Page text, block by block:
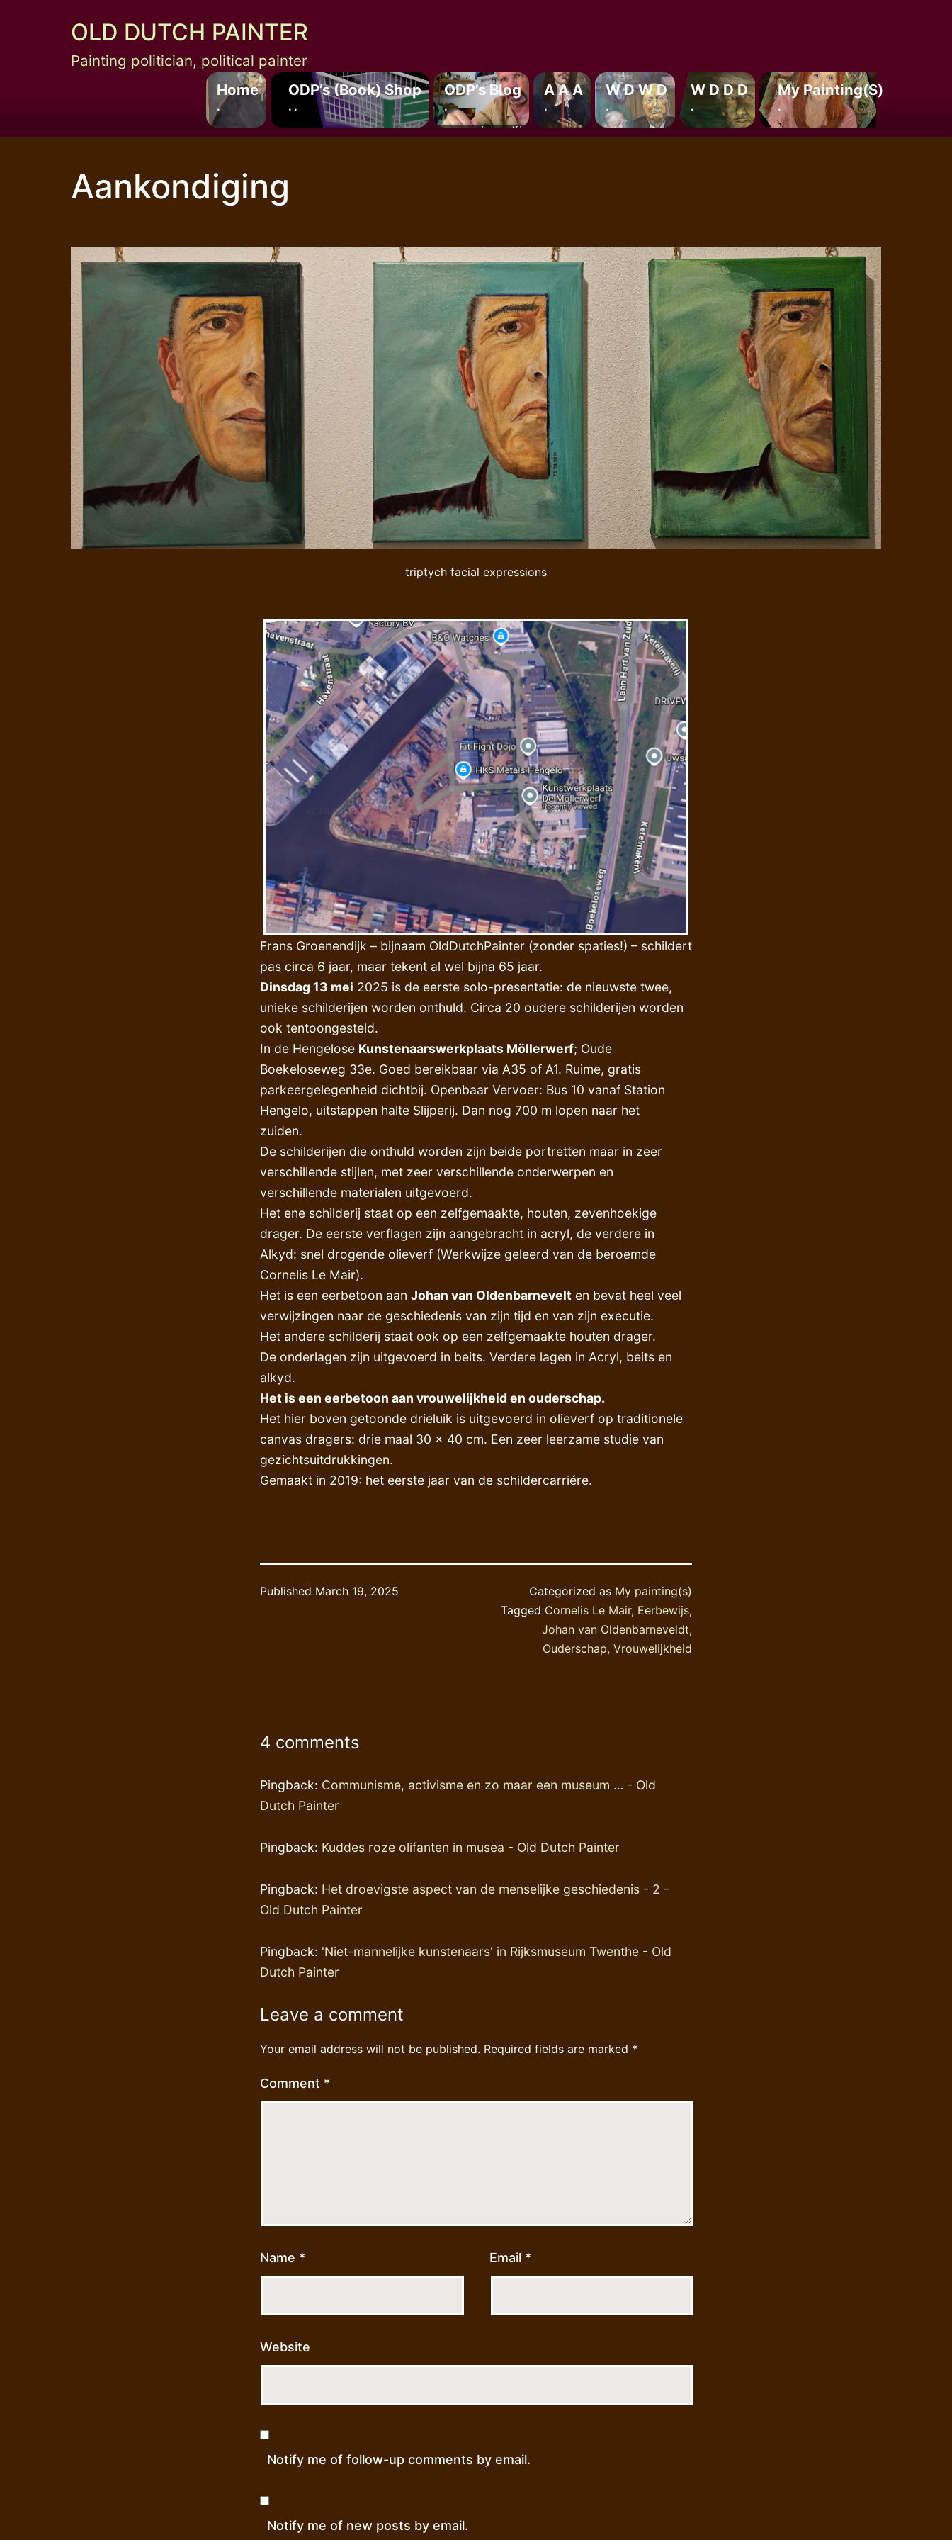
OLD DUTCH PAINTER
Painting politician, political painter
Home
.
ODP’s (book) Shop
. .
ODP’s Blog
.
A A A
.
W D W D
.
W D D D
.
My Painting(s)
.
Aankondiging
triptych facial expressions
Frans Groenendijk – bijnaam OldDutchPainter (zonder spaties!) – schildert
pas circa 6 jaar, maar tekent al wel bijna 65 jaar.
Dinsdag 13 mei 2025 is de eerste solo-presentatie: de nieuwste twee,
unieke schilderijen worden onthuld. Circa 20 oudere schilderijen worden
ook tentoongesteld.
In de Hengelose Kunstenaarswerkplaats Möllerwerf; Oude
Boekeloseweg 33e. Goed bereikbaar via A35 of A1. Ruime, gratis
parkeergelegenheid dichtbij. Openbaar Vervoer: Bus 10 vanaf Station
Hengelo, uitstappen halte Slijperij. Dan nog 700 m lopen naar het
zuiden.
De schilderijen die onthuld worden zijn beide portretten maar in zeer
verschillende stijlen, met zeer verschillende onderwerpen en
verschillende materialen uitgevoerd.
Het ene schilderij staat op een zelfgemaakte, houten, zevenhoekige
drager. De eerste verflagen zijn aangebracht in acryl, de verdere in
Alkyd: snel drogende olieverf (Werkwijze geleerd van de beroemde
Cornelis Le Mair).
Het is een eerbetoon aan Johan van Oldenbarnevelt en bevat heel veel
verwijzingen naar de geschiedenis van zijn tijd en van zijn executie.
Het andere schilderij staat ook op een zelfgemaakte houten drager.
De onderlagen zijn uitgevoerd in beits. Verdere lagen in Acryl, beits en
alkyd.
Het is een eerbetoon aan vrouwelijkheid en ouderschap.
Het hier boven getoonde drieluik is uitgevoerd in olieverf op traditionele
canvas dragers: drie maal 30 x 40 cm. Een zeer leerzame studie van
gezichtsuitdrukkingen.
Gemaakt in 2019: het eerste jaar van de schildercarriére.
Published March 19, 2025 Categorized as My painting(s)
Tagged Cornelis Le Mair, Eerbewijs,
Johan van Oldenbarneveldt,
Ouderschap, Vrouwelijkheid
4 comments
Pingback: Communisme, activisme en zo maar een museum … - Old
Dutch Painter
Pingback: Kuddes roze olifanten in musea - Old Dutch Painter
Pingback: Het droevigste aspect van de menselijke geschiedenis - 2 -
Old Dutch Painter
Pingback: 'Niet-mannelijke kunstenaars' in Rijksmuseum Twenthe - Old
Dutch Painter
Leave a comment
Your email address will not be published. Required fields are marked *
Comment *
Name * Email *
Website
Notify me of follow-up comments by email.
Notify me of new posts by email.